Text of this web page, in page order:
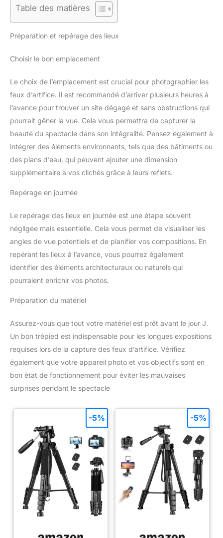
Table des matières
Préparation et repérage des lieux
Choisir le bon emplacement
Le choix de l’emplacement est crucial pour photographier les
feux d’artifice. Il est recommandé d’arriver plusieurs heures à
l’avance pour trouver un site dégagé et sans obstructions qui
pourrait gêner la vue. Cela vous permettra de capturer la
beauté du spectacle dans son intégralité. Pensez également à
intégrer des éléments environnants, tels que des bâtiments ou
des plans d’eau, qui peuvent ajouter une dimension
supplémentaire à vos clichés grâce à leurs reflets.
Repérage en journée
Le repérage des lieux en journée est une étape souvent
négligée mais essentielle. Cela vous permet de visualiser les
angles de vue potentiels et de planifier vos compositions. En
repérant les lieux à l’avance, vous pourrez également
identifier des éléments architecturaux ou naturels qui
pourraient enrichir vos photos.
Préparation du matériel
Assurez-vous que tout votre matériel est prêt avant le jour J.
Un bon trépied est indispensable pour les longues expositions
requises lors de la capture des feux d’artifice. Vérifiez
également que votre appareil photo et vos objectifs sont en
bon état de fonctionnement pour éviter les mauvaises
surprises pendant le spectacle
-5% -5%